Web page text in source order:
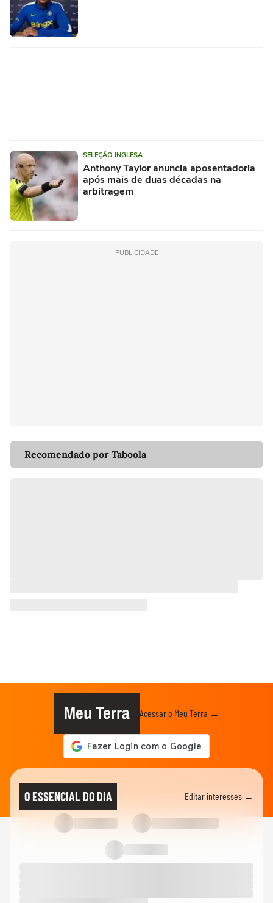
SELEÇÃO INGLESA
Anthony Taylor anuncia aposentadoria
após mais de duas décadas na
arbitragem
PUBLICIDADE
Recomendado por Taboola
Meu Terra Acessar o Meu Terra →
O ESSENCIAL DO DIA Editar interesses →